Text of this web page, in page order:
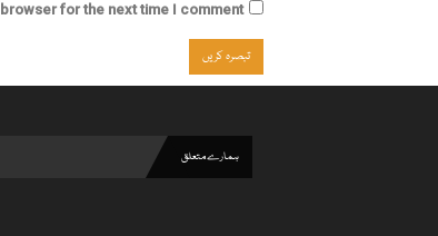
for the next time I comment.
ہمارے متعلق